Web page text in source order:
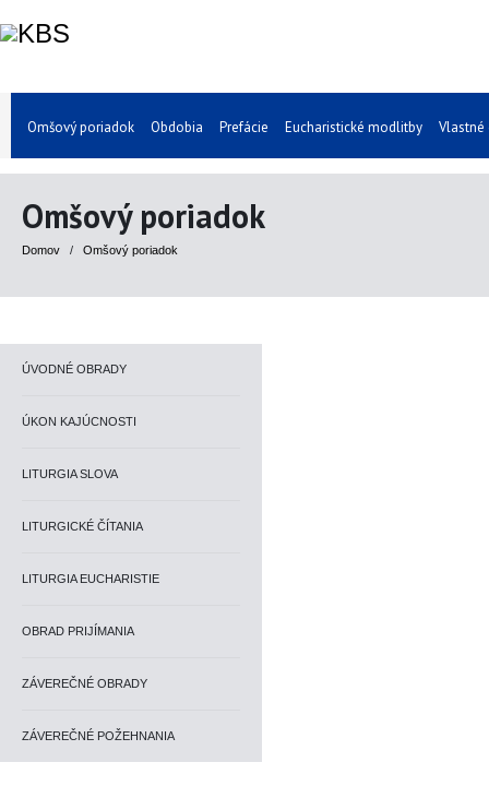
Omšový poriadok Obdobia Prefácie Eucharistické modlitby Vlastné
Omšový poriadok
Domov / Omšový poriadok
ÚVODNÉ OBRADY
ÚKON KAJÚCNOSTI
LITURGIA SLOVA
LITURGICKÉ ČÍTANIA
LITURGIA EUCHARISTIE
OBRAD PRIJÍMANIA
ZÁVEREČNÉ OBRADY
ZÁVEREČNÉ POŽEHNANIA